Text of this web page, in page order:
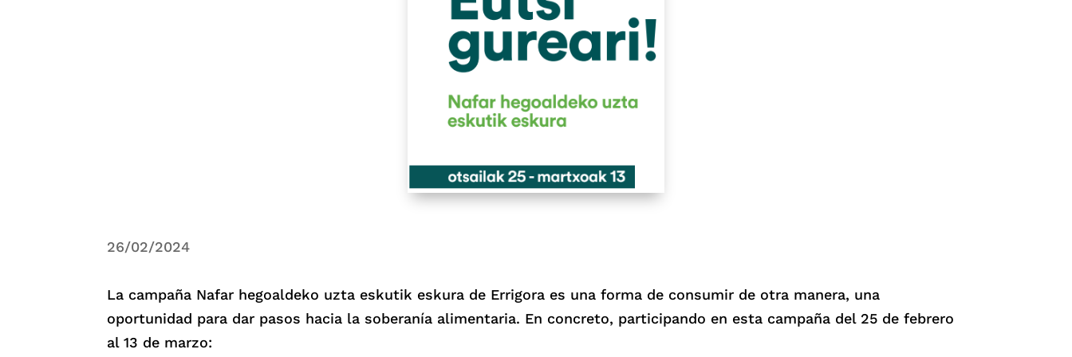
26/02/2024
La campaña Nafar hegoaldeko uzta eskutik eskura de Errigora es una forma de consumir de otra manera, una
oportunidad para dar pasos hacia la soberanía alimentaria. En concreto, participando en esta campaña del 25 de febrero
al 13 de marzo: